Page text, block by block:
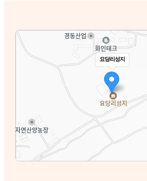
요당리성지